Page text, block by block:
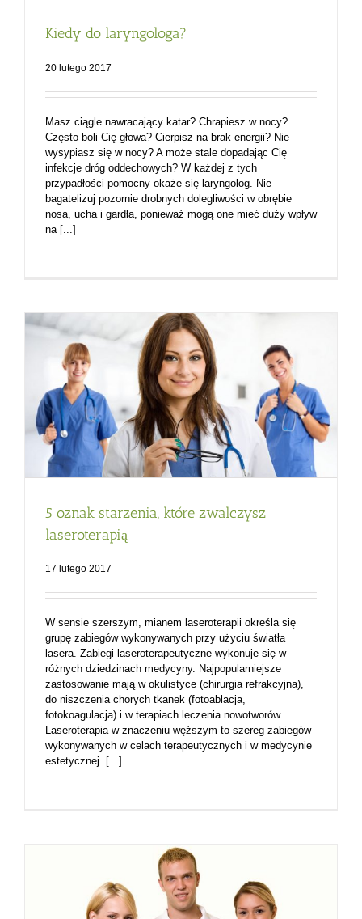
Kiedy do laryngologa?
20 lutego 2017
Masz ciągle nawracający katar? Chrapiesz w nocy?
Często boli Cię głowa? Cierpisz na brak energii? Nie
wysypiasz się w nocy? A może stale dopadając Cię
infekcje dróg oddechowych? W każdej z tych
przypadłości pomocny okaże się laryngolog. Nie
bagatelizuj pozornie drobnych dolegliwości w obrębie
nosa, ucha i gardła, ponieważ mogą one mieć duży wpływ
na [...]
5 oznak starzenia, które zwalczysz
laseroterapią
17 lutego 2017
W sensie szerszym, mianem laseroterapii określa się
grupę zabiegów wykonywanych przy użyciu światła
lasera. Zabiegi laseroterapeutyczne wykonuje się w
różnych dziedzinach medycyny. Najpopularniejsze
zastosowanie mają w okulistyce (chirurgia refrakcyjna),
do niszczenia chorych tkanek (fotoablacja,
fotokoagulacja) i w terapiach leczenia nowotworów.
Laseroterapia w znaczeniu węższym to szereg zabiegów
wykonywanych w celach terapeutycznych i w medycynie
estetycznej. [...]